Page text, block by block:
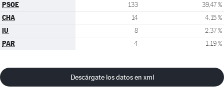
PSOE 133 39,47 %
CHA 14 4,15 %
IU 8 2,37 %
PAR 4 1,19 %
Descárgate los datos en xml